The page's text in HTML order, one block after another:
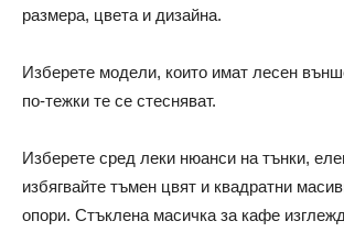
размера, цвета и дизайна.
Изберете модели, които имат лесен
по-тежки те се стесняват.
Изберете сред леки нюанси на тънки,
избягвайте тъмен цвят и квадратни
опори. Стъклена масичка за кафе